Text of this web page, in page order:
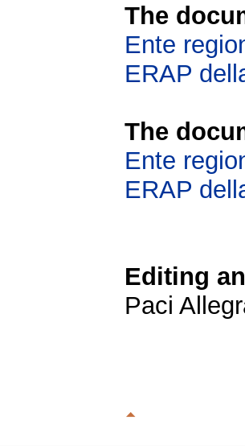
The
Ente
ERAP
The
Ente
ERAP
Editing
Paci